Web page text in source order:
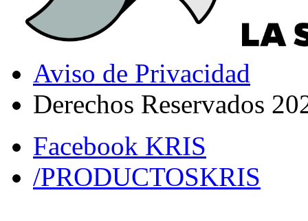
Aviso de Privacidad
Derechos Reservados
Facebook KRIS
/PRODUCTOSKRIS